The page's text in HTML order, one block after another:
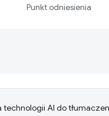
Punkt odniesienia
technologii AI do